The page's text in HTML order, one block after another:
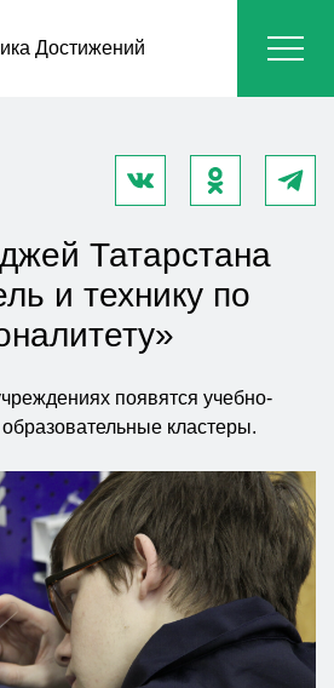
Татарстана
и технику по
появятся учебно-
кластеры.